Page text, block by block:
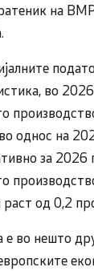
на
во
однос на
за 2026
од 0,2
е во нешто